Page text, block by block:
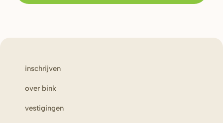
inschrijven
over bink
vestigingen